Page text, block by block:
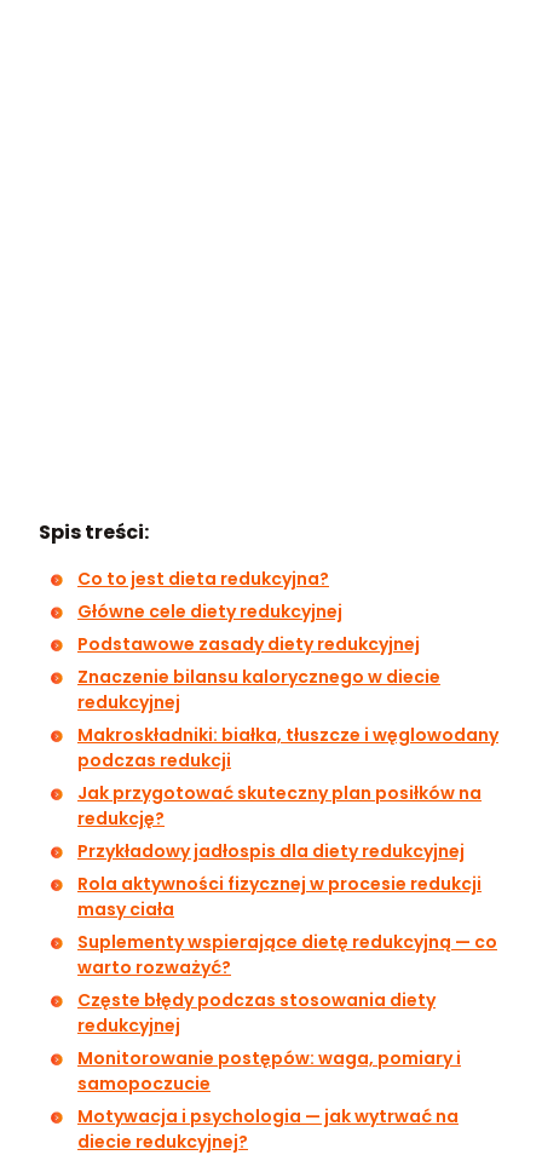
Spis treści:
Co to jest dieta redukcyjna?
Główne cele diety redukcyjnej
Podstawowe zasady diety redukcyjnej
Znaczenie bilansu kalorycznego w diecie
redukcyjnej
Makroskładniki: białka, tłuszcze i węglowodany
podczas redukcji
Jak przygotować skuteczny plan posiłków na
redukcję?
Przykładowy jadłospis dla diety redukcyjnej
Rola aktywności fizycznej w procesie redukcji
masy ciała
Suplementy wspierające dietę redukcyjną — co
warto rozważyć?
Częste błędy podczas stosowania diety
redukcyjnej
Monitorowanie postępów: waga, pomiary i
samopoczucie
Motywacja i psychologia — jak wytrwać na
diecie redukcyjnej?